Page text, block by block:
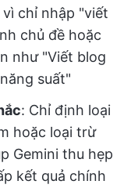
chỉ nhập "viết
chủ đề hoặc
như "Viết blog
suất"
: Chỉ định loại
hoặc loại trừ
Gemini thu hẹp
kết quả chính